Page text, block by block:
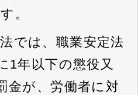
。
では、職業安定法
1年以下の懲役又
金が、労働者に対